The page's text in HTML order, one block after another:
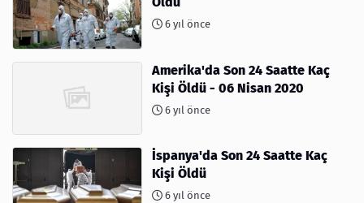
6 yıl önce
Amerika'da Son 24 Saatte Kaç
Kişi Öldü - 06 Nisan 2020
6 yıl önce
İspanya'da Son 24 Saatte Kaç
Kişi Öldü
6 yıl önce